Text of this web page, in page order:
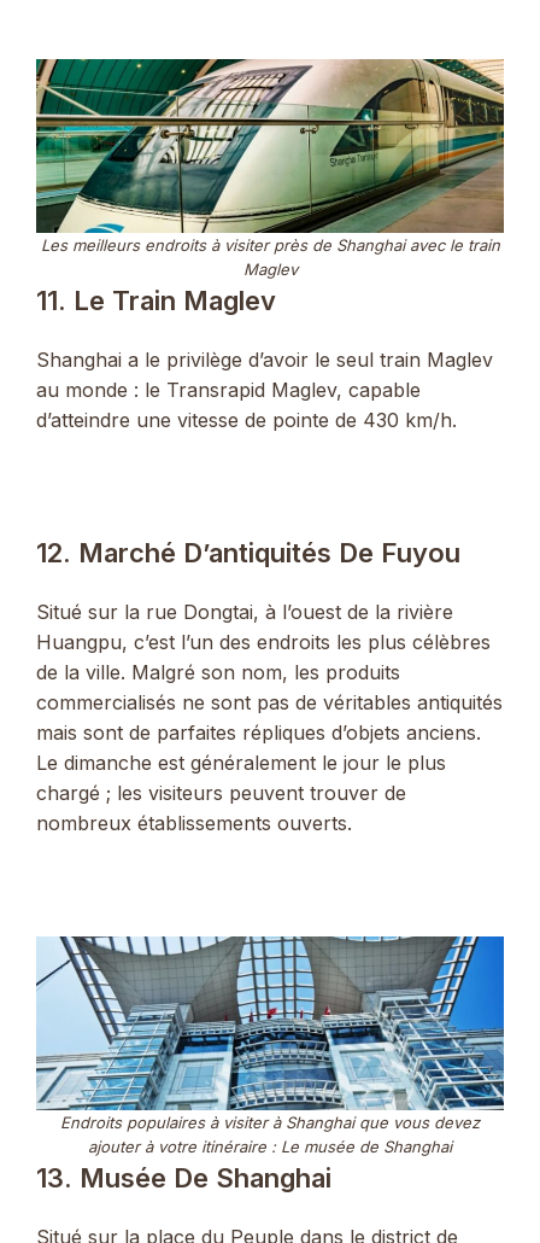
Les meilleurs endroits à visiter près de Shanghai avec le train
Maglev
11. Le Train Maglev
Shanghai a le privilège d’avoir le seul train Maglev
au monde : le Transrapid Maglev, capable
d’atteindre une vitesse de pointe de 430 km/h.
12. Marché D’antiquités De Fuyou
Situé sur la rue Dongtai, à l’ouest de la rivière
Huangpu, c’est l’un des endroits les plus célèbres
de la ville. Malgré son nom, les produits
commercialisés ne sont pas de véritables antiquités
mais sont de parfaites répliques d’objets anciens.
Le dimanche est généralement le jour le plus
chargé ; les visiteurs peuvent trouver de
nombreux établissements ouverts.
Endroits populaires à visiter à Shanghai que vous devez
ajouter à votre itinéraire : Le musée de Shanghai
13. Musée De Shanghai
Situé sur la place du Peuple dans le district de